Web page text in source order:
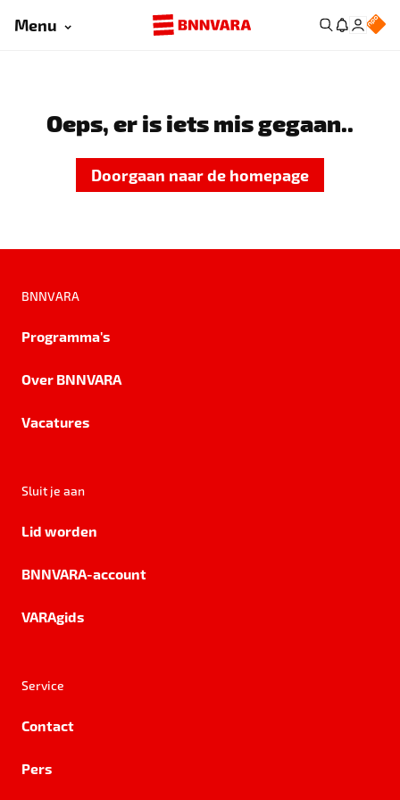
Menu
Oeps, er is iets mis gegaan..
Doorgaan naar de homepage
BNNVARA
Programma's
Over BNNVARA
Vacatures
Sluit je aan
Lid worden
BNNVARA-account
VARAgids
Service
Contact
Pers